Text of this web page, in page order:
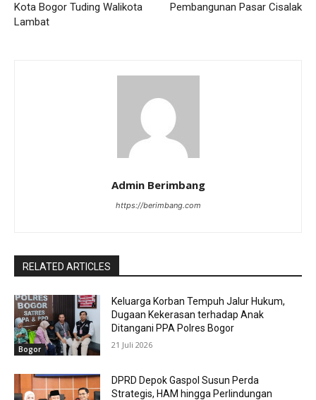
Kota Bogor Tuding Walikota
Lambat
Pembangunan Pasar Cisalak
Admin Berimbang
https://berimbang.com
RELATED ARTICLES
Bogor
Keluarga Korban Tempuh Jalur Hukum,
Dugaan Kekerasan terhadap Anak
Ditangani PPA Polres Bogor
21 Juli 2026
DPRD Depok Gaspol Susun Perda
Strategis, HAM hingga Perlindungan